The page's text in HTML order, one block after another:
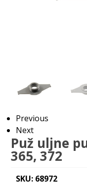
Previous
Next
Puž uljne
365, 372
SKU: 68972